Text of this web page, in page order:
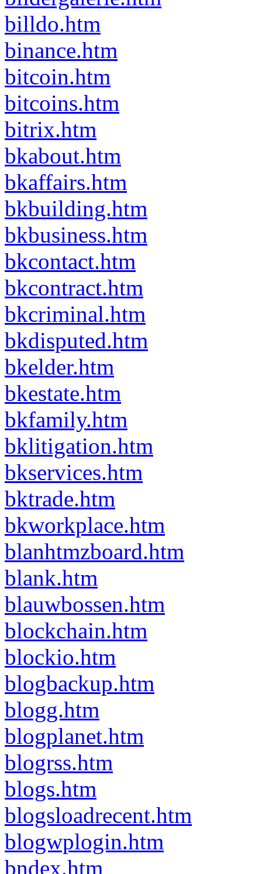
billdo.htm
binance.htm
bitcoin.htm
bitcoins.htm
bitrix.htm
bkabout.htm
bkaffairs.htm
bkbuilding.htm
bkbusiness.htm
bkcontact.htm
bkcontract.htm
bkcriminal.htm
bkdisputed.htm
bkelder.htm
bkestate.htm
bkfamily.htm
bklitigation.htm
bkservices.htm
bktrade.htm
bkworkplace.htm
blanhtmzboard.htm
blank.htm
blauwbossen.htm
blockchain.htm
blockio.htm
blogbackup.htm
blogg.htm
blogplanet.htm
blogrss.htm
blogs.htm
blogsloadrecent.htm
blogwplogin.htm
bndex.htm